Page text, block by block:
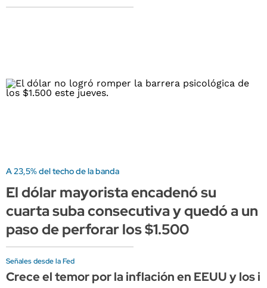
A 23,5% del techo de la banda
El dólar mayorista encadenó su
cuarta suba consecutiva y quedó a un
paso de perforar los $1.500
Señales desde la Fed
Crece el temor por la inflación en EEUU y los